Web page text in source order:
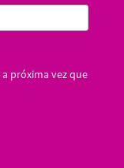
próxima vez que